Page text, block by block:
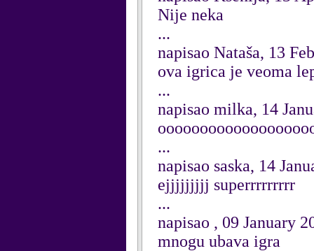
Nije neka
...
napisao Nataša, 13
ova igrica je veoma
...
napisao milka, 14
...
napisao saska, 14
ejjjjjjjjj superrrrrrrrr
...
napisao , 09 January
mnogu ubava igra